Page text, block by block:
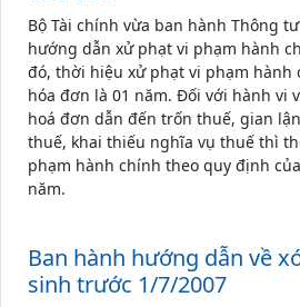
Bộ Tài chính vừa ban hành Thông tư
hướng dẫn xử phạt vi phạm hành
đó, thời hiệu xử phạt vi phạm hành
hóa đơn là 01 năm. Đối với hành vi
hoá đơn dẫn đến trốn thuế, gian
thuế, khai thiếu nghĩa vụ thuế thì
phạm hành chính theo quy định
năm.
Ban hành hướng dẫn về
sinh trước 1/7/2007